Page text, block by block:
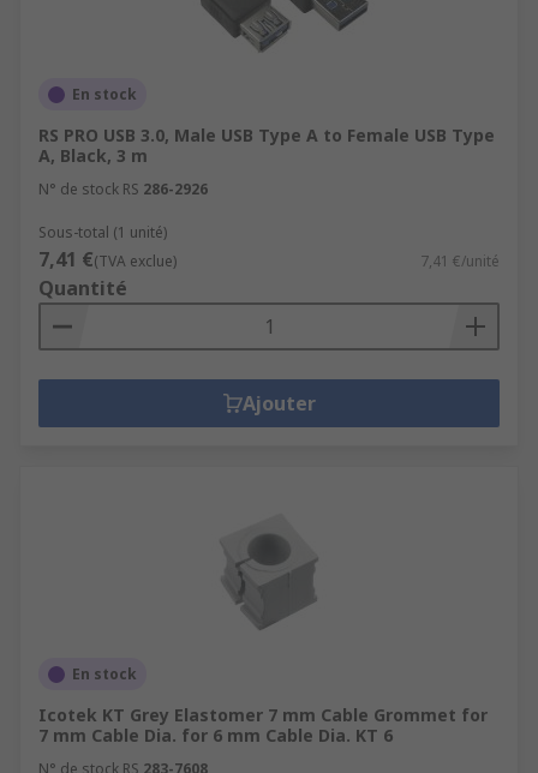
En stock
RS PRO USB 3.0, Male USB Type A to Female USB Type
A, Black, 3 m
N° de stock RS 286-2926
Sous-total (1 unité)
7,41 €(TVA exclue) 7,41 €/unité
Quantité
Ajouter
En stock
Icotek KT Grey Elastomer 7 mm Cable Grommet for
7 mm Cable Dia. for 6 mm Cable Dia. KT 6
N° de stock RS 283-7608